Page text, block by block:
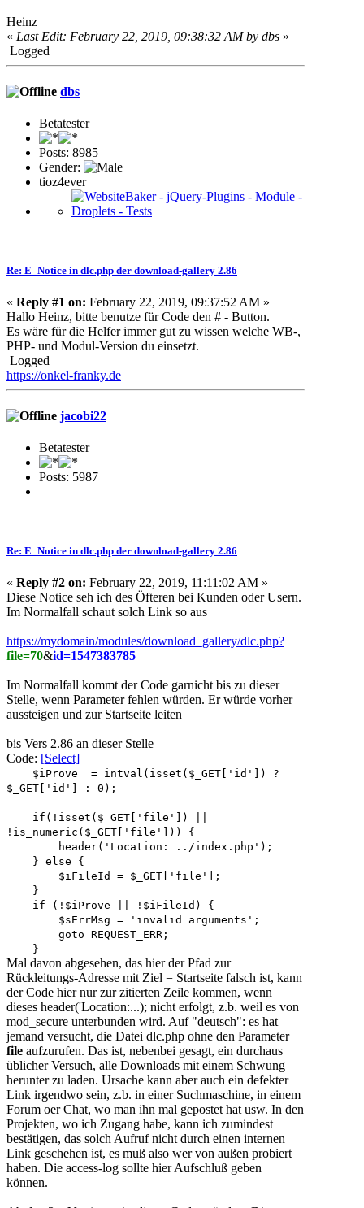
Heinz
« Last Edit: February 22, 2019, 09:38:32 AM by dbs »
Logged
dbs
Betatester
Posts: 8985
Gender:
tioz4ever
Re: E_Notice in dlc.php der download-gallery 2.86
« Reply #1 on: February 22, 2019, 09:37:52 AM »
Hallo Heinz, bitte benutze für Code den # - Button.
Es wäre für die Helfer immer gut zu wissen welche WB-,
PHP- und Modul-Version du einsetzt.
Logged
https://onkel-franky.de
jacobi22
Betatester
Posts: 5987
Re: E_Notice in dlc.php der download-gallery 2.86
« Reply #2 on: February 22, 2019, 11:11:02 AM »
Diese Notice seh ich des Öfteren bei Kunden oder Usern.
Im Normalfall schaut solch Link so aus
https://mydomain/modules/download_gallery/dlc.php?
file=70&id=1547383785
Im Normalfall kommt der Code garnicht bis zu dieser
Stelle, wenn Parameter fehlen würden. Er würde vorher
aussteigen und zur Startseite leiten
bis Vers 2.86 an dieser Stelle
Code: [Select]
$iProve = intval(isset($_GET['id']) ?
$_GET['id'] : 0);
if(!isset($_GET['file']) ||
!is_numeric($_GET['file'])) {
header('Location: ../index.php');
} else {
$iFileId = $_GET['file'];
}
if (!$iProve || !$iFileId) {
$sErrMsg = 'invalid arguments';
goto REQUEST_ERR;
}
Mal davon abgesehen, das hier der Pfad zur
Rückleitungs-Adresse mit Ziel = Startseite falsch ist, kann
der Code hier nur zur zitierten Zeile kommen, wenn
dieses header('Location:...); nicht erfolgt, z.b. weil es von
mod_secure unterbunden wird. Auf "deutsch": es hat
jemand versucht, die Datei dlc.php ohne den Parameter
file aufzurufen. Das ist, nebenbei gesagt, ein durchaus
üblicher Versuch, alle Downloads mit einem Schwung
herunter zu laden. Ursache kann aber auch ein defekter
Link irgendwo sein, z.b. in einer Suchmaschine, in einem
Forum oer Chat, wo man ihn mal gepostet hat usw. In den
Projekten, wo ich Zugang habe, kann ich zumindest
bestätigen, das solch Aufruf nicht durch einen internen
Link geschehen ist, es muß also wer von außen probiert
haben. Die access-log sollte hier Aufschluß geben
können.